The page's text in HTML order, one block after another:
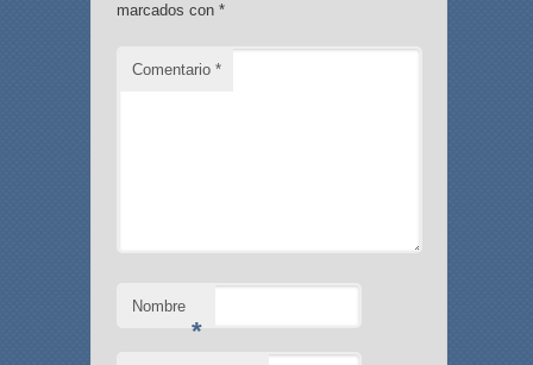
marcados con *
Comentario *
Nombre
*